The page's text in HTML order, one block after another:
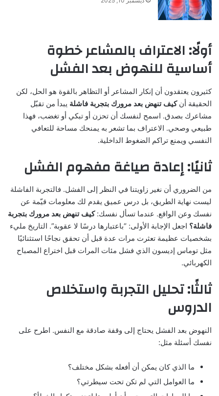
أولًا: الاعتراف بالمشاعر خطوة
أساسية للنهوض بعد الفشل
كثيرون يعتقدون أن إنكار المشاعر أو التظاهر بالقوة هو الحل، لكن
الحقيقة أنكيف تنهض بعد مرورك بتجربة فاشلة يبدأ من تقبّل
مشاعرك بصدق. اسمح لنفسك أن تحزن أو تبكي أو تغضب، فهذا
طبيعي وصحي. الاعتراف بما تشعر به يمنحك مساحة للتعافي
النفسي ويمنع تراكم الضغوط الداخلية.
ثانيًا: إعادة صياغة مفهوم الفشل
من الضروري أن نغير زاويتنا في النظر إلى الفشل. فالتجربة الفاشلة
ليست نهاية الطريق، بل درس عميق يقدم لك معلومات قيّمة عن
نفسك وعن الواقع. عندما تسأل نفسك:كيف تنهض بعد مرورك بتجربة
فاشلة؟ اجعل الإجابة الأولى: “باعتبارها درسًا لا عقوبة”. التاريخ مليء
بشخصيات عظيمة تعثرت مرات عدة قبل أن تحقق نجاحًا استثنائيًا
مثل توماس إديسون الذي فشل مئات المرات قبل اختراع المصباح
الكهربائي.
ثالثًا: تحليل التجربة واستخلاص
الدروس
النهوض بعد الفشل يحتاج إلى وقفة صادقة مع النفس. اطرح على
نفسك أسئلة مثل:
ما الذي كان يمكن أن أفعله بشكل مختلف؟
ما العوامل التي لم تكن تحت سيطرتي؟